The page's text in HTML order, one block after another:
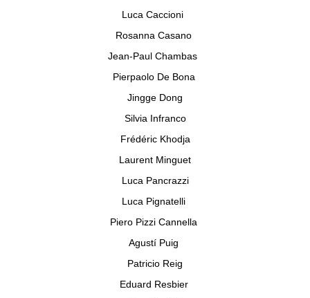
Luca Caccioni
Rosanna Casano
Jean-Paul Chambas
Pierpaolo De Bona
Jingge Dong
Silvia Infranco
Frédéric Khodja
Laurent Minguet
Luca Pancrazzi
Luca Pignatelli
Piero Pizzi Cannella
Agustí Puig
Patricio Reig
Eduard Resbier